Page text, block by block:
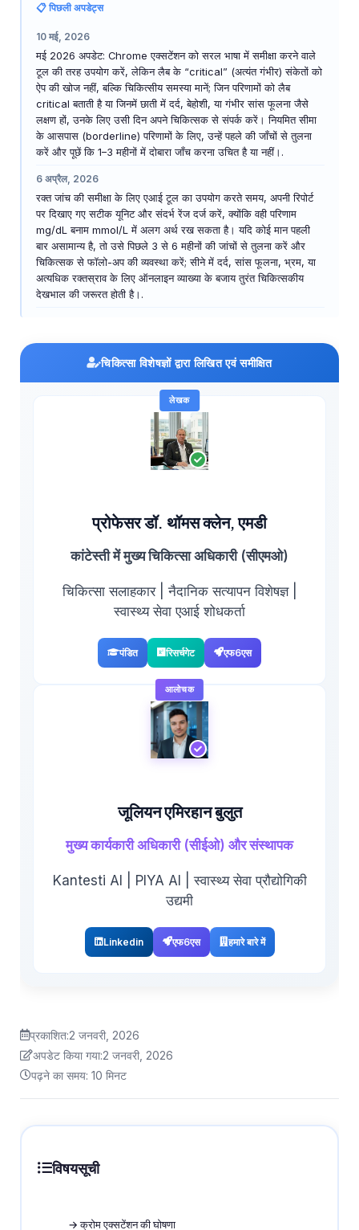
📋 पिछली अपडेट्स
10 मई, 2026
मई 2026 अपडेट: Chrome एक्सटेंशन को सरल भाषा में समीक्षा करने वाले
टूल की तरह उपयोग करें, लेकिन लैब के “critical” (अत्यंत गंभीर) संकेतों को
ऐप की खोज नहीं, बल्कि चिकित्सीय समस्या मानें; जिन परिणामों को लैब
critical बताती है या जिनमें छाती में दर्द, बेहोशी, या गंभीर सांस फूलना जैसे
लक्षण हों, उनके लिए उसी दिन अपने चिकित्सक से संपर्क करें। नियमित सीमा
के आसपास (borderline) परिणामों के लिए, उन्हें पहले की जाँचों से तुलना
करें और पूछें कि 1–3 महीनों में दोबारा जाँच करना उचित है या नहीं।.
6 अप्रैल, 2026
रक्त जांच की समीक्षा के लिए एआई टूल का उपयोग करते समय, अपनी रिपोर्ट
पर दिखाए गए सटीक यूनिट और संदर्भ रेंज दर्ज करें, क्योंकि वही परिणाम
mg/dL बनाम mmol/L में अलग अर्थ रख सकता है। यदि कोई मान पहली
बार असामान्य है, तो उसे पिछले 3 से 6 महीनों की जांचों से तुलना करें और
चिकित्सक से फॉलो-अप की व्यवस्था करें; सीने में दर्द, सांस फूलना, भ्रम, या
अत्यधिक रक्तस्राव के लिए ऑनलाइन व्याख्या के बजाय तुरंत चिकित्सकीय
देखभाल की जरूरत होती है।.
चिकित्सा विशेषज्ञों द्वारा लिखित एवं समीक्षित
लेखक
प्रोफेसर डॉ. थॉमस क्लेन, एमडी
कांटेस्ती में मुख्य चिकित्सा अधिकारी (सीएमओ)
चिकित्सा सलाहकार | नैदानिक सत्यापन विशेषज्ञ |
स्वास्थ्य सेवा एआई शोधकर्ता
पंडित रिसर्चगेट एफ6एस
आलोचक
जूलियन एमिरहान बुलुत
मुख्य कार्यकारी अधिकारी (सीईओ) और संस्थापक
Kantesti AI | PIYA AI | स्वास्थ्य सेवा प्रौद्योगिकी
उद्यमी
Linkedin एफ6एस हमारे बारे में
प्रकाशित:2 जनवरी, 2026
अपडेट किया गया:2 जनवरी, 2026
पढ़ने का समय: 10 मिनट
विषयसूची
→ क्रोम एक्सटेंशन की घोषणा